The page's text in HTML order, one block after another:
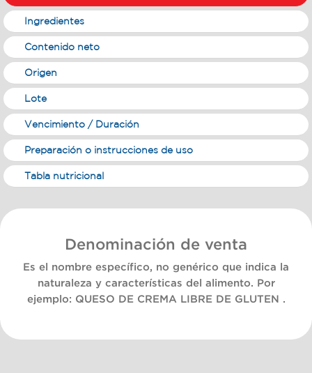
Ingredientes
Contenido neto
Origen
Lote
Vencimiento / Duración
Preparación o instrucciones de uso
Tabla nutricional
Denominación de venta
Es el nombre específico, no genérico que indica la
naturaleza y características del alimento. Por
ejemplo: QUESO DE CREMA LIBRE DE GLUTEN .